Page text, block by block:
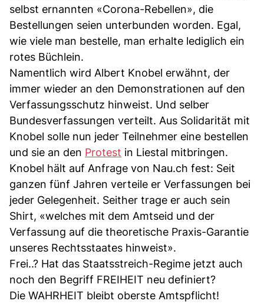
selbst ernannten «Corona-Rebellen», die
Bestellungen seien unterbunden worden. Egal,
wie viele man bestelle, man erhalte lediglich ein
rotes Büchlein.
Namentlich wird Albert Knobel erwähnt, der
immer wieder an den Demonstrationen auf den
Verfassungsschutz hinweist. Und selber
Bundesverfassungen verteilt. Aus Solidarität mit
Knobel solle nun jeder Teilnehmer eine bestellen
und sie an den Protest in Liestal mitbringen.
Knobel hält auf Anfrage von Nau.ch fest: Seit
ganzen fünf Jahren verteile er Verfassungen bei
jeder Gelegenheit. Seither trage er auch sein
Shirt, «welches mit dem Amtseid und der
Verfassung auf die theoretische Praxis-Garantie
unseres Rechtsstaates hinweist».
Frei..? Hat das Staatsstreich-Regime jetzt auch
noch den Begriff FREIHEIT neu definiert?
Die WAHRHEIT bleibt oberste Amtspflicht!